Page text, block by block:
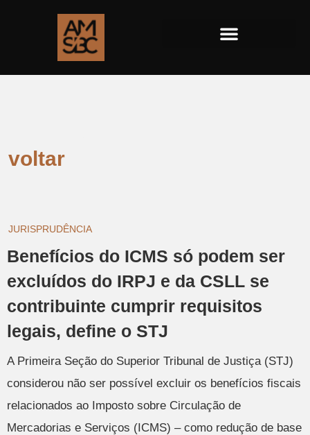
voltar
JURISPRUDÊNCIA
Benefícios do ICMS só podem ser
excluídos do IRPJ e da CSLL se
contribuinte cumprir requisitos
legais, define o STJ
A Primeira Seção do Superior Tribunal de Justiça (STJ)
considerou não ser possível excluir os benefícios fiscais
relacionados ao Imposto sobre Circulação de
Mercadorias e Serviços (ICMS) – como redução de base